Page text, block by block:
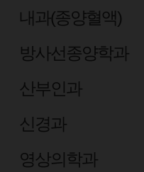
내과(종양혈액)
방사선종양학과
산부인과
신경과
영상의학과